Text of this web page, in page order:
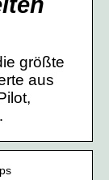
größte
aus